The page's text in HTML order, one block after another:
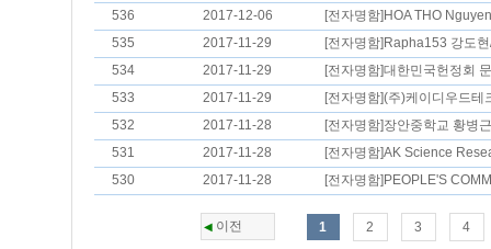
536
2017-12-06
[전자명함]HOA THO
535
2017-11-29
[전자명함]Rapha153 강도
534
2017-11-29
[전자명함]대한민국헌정회
533
2017-11-29
[전자명함](주)케이디우드테
532
2017-11-28
[전자명함]장안중학교 황병
531
2017-11-28
[전자명함]AK Science
530
2017-11-28 [전자명함]PEOPLE'S
◀ 이전 1 2 3 4